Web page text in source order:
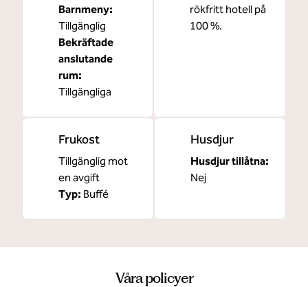
Barnmeny:
Tillgänglig
Bekräftade
anslutande
rum:
Tillgängliga
rökfritt hotell på
100 %.
Frukost
Tillgänglig mot
en avgift
Typ: Buffé
Husdjur
Husdjur tillåtna:
Nej
Våra policyer